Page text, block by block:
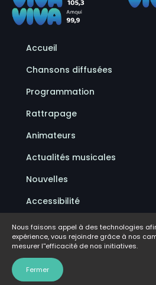
Accueil
Chansons diffusées
Programmation
Rattrapage
Animateurs
Actualités musicales
Nouvelles
Accessibilité
Politique de confidentialité
Conditions d'utilisation
FAQ
Nous faisons appel à des technologies
expérience, vous rejoindre grâce à nos
mesurer l''efficacité de nos initiatives.
Fermer